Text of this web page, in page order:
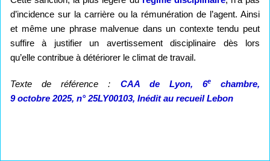
d’incidence sur la carrière ou la rémunération de l’agent. Ainsi
et même une phrase malvenue dans un contexte tendu peut
suffire à justifier un avertissement disciplinaire dès lors
qu’elle contribue à détériorer le climat de travail.
Texte de référence : CAA de Lyon, 6echambre,
9 octobre 2025, n° 25LY00103, Inédit au recueil Lebon